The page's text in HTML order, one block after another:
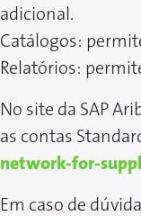
adicional.
Catálogos:
Relatórios:
No site da SAP
as contas
network-for-
Em caso de